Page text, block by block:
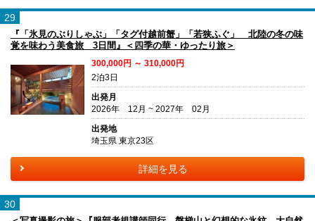
29
『「氷見のぶりしゃぶ」「タグ付越前蟹」「若狭ふぐ」 北陸の冬の味
覚を味わう美食旅 3日間』＜四季の華・ゆったり旅＞
300,000円 ～ 310,000円
2泊3日
出発月
2026年 12月 ~ 2027年 02月
出発地
埼玉県 東京23区
詳細を見る
30